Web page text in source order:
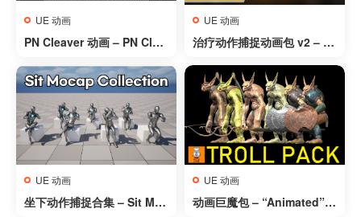
UE 动画
PN Cleaver 动画 – PN Clea
UE 动画
治疗动作捕捉动画包 v2 – H
ack v2
UE 动画
坐下动作捕捉合集 – Sit Moc
UE 动画
动画巨魔包 – “Animated” T